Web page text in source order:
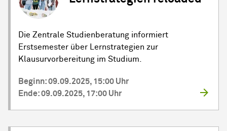
Die Zentrale Studienberatung informiert
Erstsemester über Lernstrategien zur
Klausurvorbereitung im Studium.
Beginn: 09.09.2025, 15:00 Uhr
Ende: 09.09.2025, 17:00 Uhr